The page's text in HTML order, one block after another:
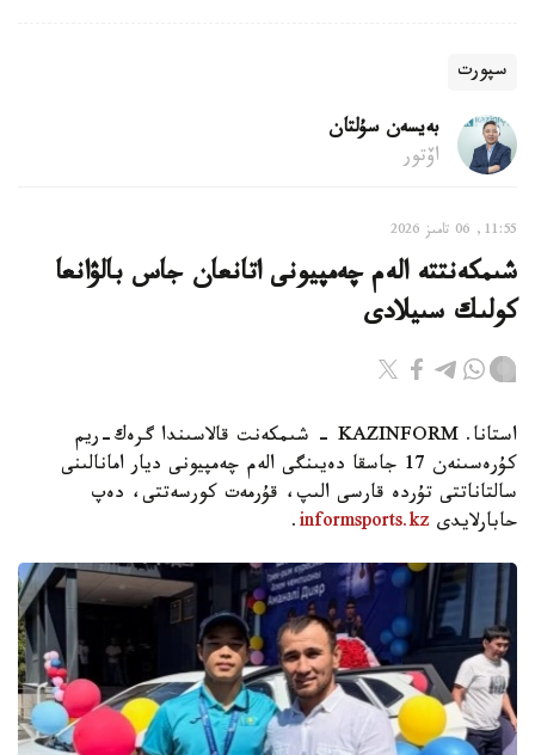
سپورت
بەيسەن سۇلتان
اۆتور
11:55, 06 تامىز 2026
شىمكەنتتە الەم چەمپيونى اتانعان جاس بالۋانعا
كولىك سىيلادى
استانا. KAZINFORM - شىمكەنت قالاسىندا گرەك-ريم
كۇرەسىنەن 17 جاسقا دەيىنگى الەم چەمپيونى ديار امانالىنى
سالتاناتتى تۇردە قارسى الىپ، قۇرمەت كورسەتتى، دەپ
حابارلايدى informsports.kz
.